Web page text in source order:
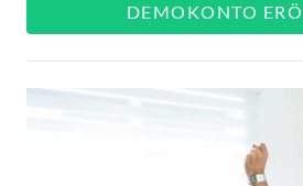
DEMOKONTO